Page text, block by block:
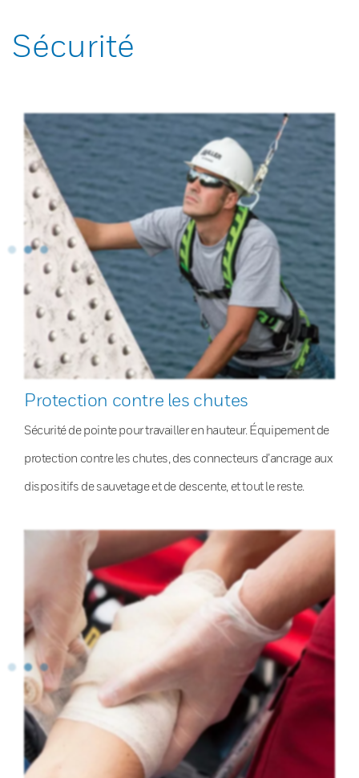
Sécurité
Protection contre les chutes
Sécurité de pointe pour travailler en hauteur. Équipement de
protection contre les chutes, des connecteurs d’ancrage aux
dispositifs de sauvetage et de descente, et tout le reste.